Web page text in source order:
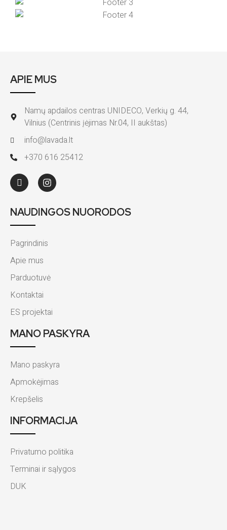
APIE MUS
Namų apdailos centras UNIDECO, Verkių g. 44,
Vilnius (Centrinis įėjimas Nr.04, II aukštas)
info@lavada.lt
+370 616 25412
NAUDINGOS NUORODOS
Pagrindinis
Apie mus
Parduotuvė
Kontaktai
ES projektai
MANO PASKYRA
Mano paskyra
Apmokėjimas
Krepšelis
INFORMACIJA
Privatumo politika
Terminai ir sąlygos
DUK